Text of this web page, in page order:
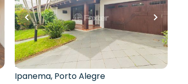
10% OFF
238m²•5quartos•5banheiros
2vagas
Casa
Rua Engenheiro Coelho Parreira,
Ipanema, Porto Alegre